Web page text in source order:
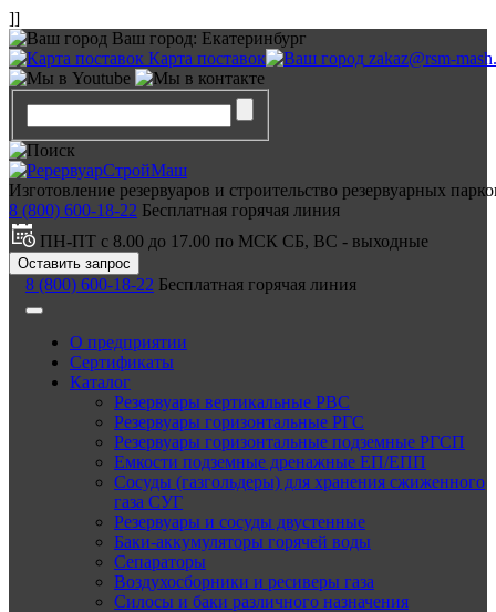
]]
Ваш город: Екатеринбург
Карта поставок
zakaz@rsm-
Изготовление резервуаров и строительство резервуарных
8 (800) 600-18-22 Бесплатная горячая линия
ПН-ПТ с 8.00 до 17.00 по МСК СБ, ВС - выходные
Оставить запрос
8 (800) 600-18-22 Бесплатная горячая линия
О предприятии
Сертификаты
Каталог
Резервуары вертикальные РВС
Резервуары горизонтальные РГС
Резервуары горизонтальные подземные РГСП
Емкости подземные дренажные ЕП/ЕПП
Сосуды (газгольдеры) для хранения сжиженного
газа СУГ
Резервуары и сосуды двустенные
Баки-аккумуляторы горячей воды
Сепараторы
Воздухосборники и ресиверы газа
Силосы и баки различного назначения